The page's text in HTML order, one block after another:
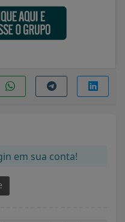
em sua conta!